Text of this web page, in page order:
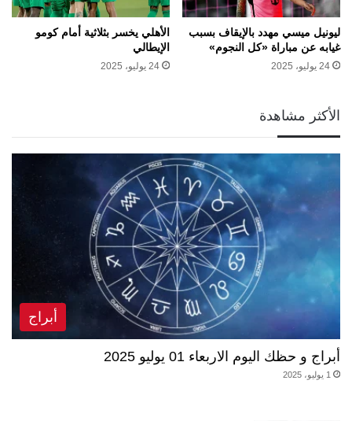
ليونيل ميسي مهدد بالإيقاف بسبب
غيابه عن مباراة «كل النجوم»
24 يوليو، 2025
الأهلي يخسر بثلاثية أمام كومو
الإيطالي
24 يوليو، 2025
الأكثر مشاهدة
أبراج
أبراج و حظك اليوم الاربعاء 01 يوليو 2025
1 يوليو، 2025